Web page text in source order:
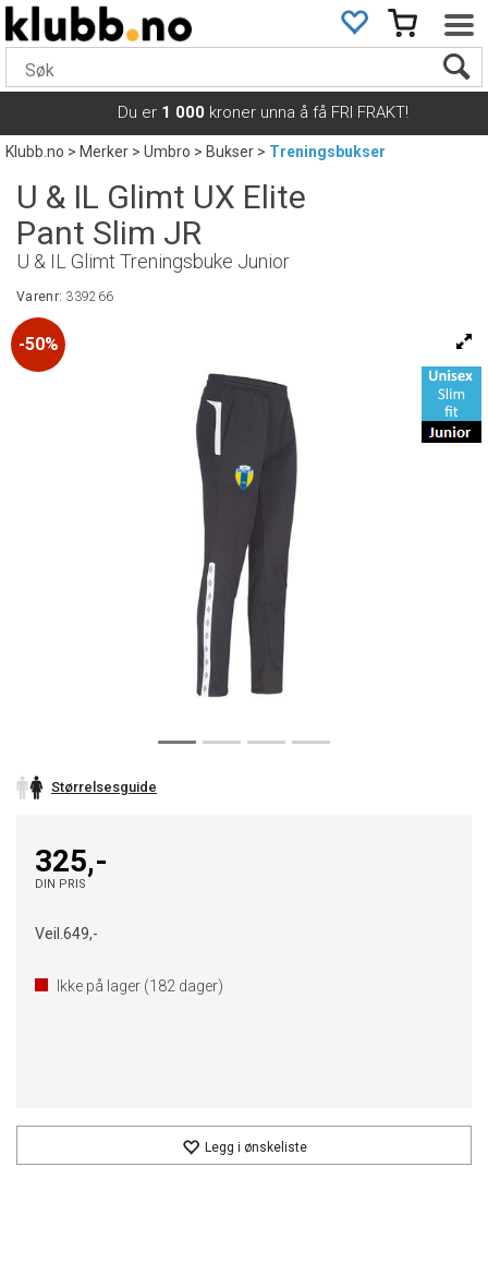
Du er 1 000 kroner unna å få FRI FRAKT!
Klubb.no>Merker>Umbro>Bukser>Treningsbukser
U & IL Glimt UX Elite
Pant Slim JR
U & IL Glimt Treningsbuke Junior
Varenr: 339266
50%
Størrelsesguide
325,-
DIN PRIS
Veil. 649,-
Ikke på lager (182 dager)
Legg i ønskeliste